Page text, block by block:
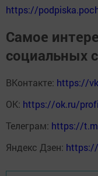
https://
Самое
социальных
ВКонтакте: https://
ОК: https://ok.ru/
Телеграм: https://
Яндекс Дзен: